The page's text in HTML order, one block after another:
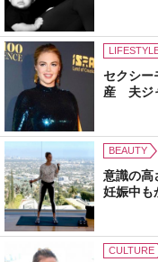
セクシー
産 夫ジ
BEAUTY
意識の高
妊娠中も
CULTURE